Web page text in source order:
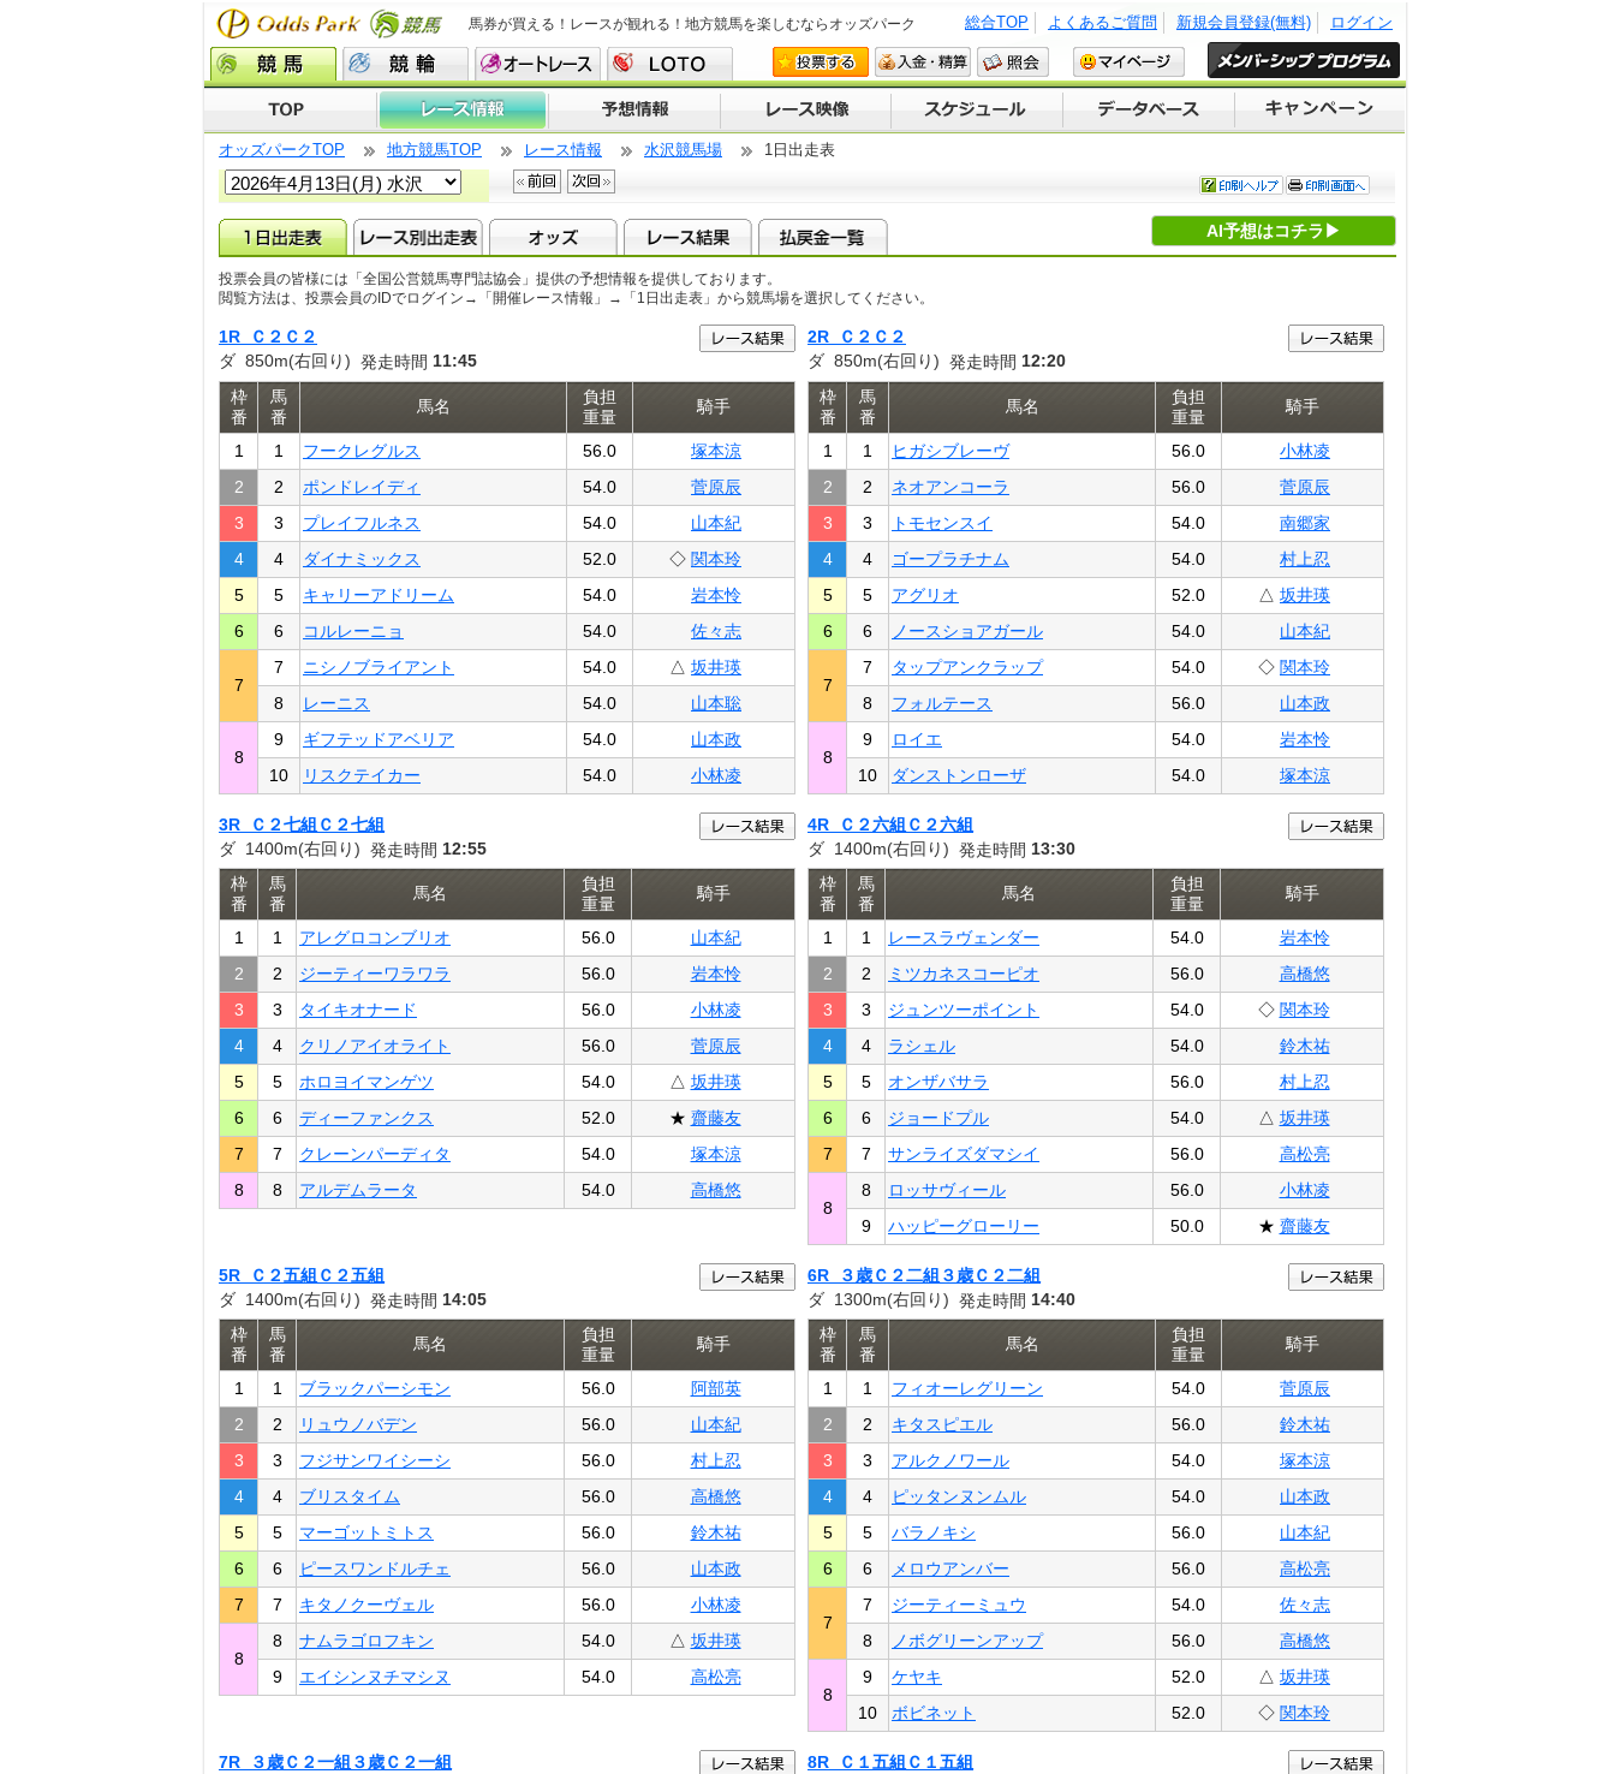
馬券が買える！レースが観れる！地方競馬を楽しむならオッズパーク ログイン
新規会員登録(無料)
よくあるご質問
総合TOP
オッズパークTOP 地方競馬TOP レース情報 水沢競馬場 1日出走表
AI予想はコチラ▶
投票会員の皆様には「全国公営競馬専門誌協会」提供の予想情報を提供しております。
閲覧方法は、投票会員のIDでログイン→「開催レース情報」→「1日出走表」から競馬場を選択してください。
1R Ｃ２Ｃ２
ダ 850m(右回り) 発走時間 11:45
枠
番
馬
番
馬名
負担
重量
騎手
1 1 フークレグルス 56.0
塚本涼
2
2 ポンドレイディ 54.0
菅原辰
3
3 プレイフルネス 54.0
山本紀
4
4 ダイナミックス 52.0 ◇ 関本玲
5
5 キャリーアドリーム 54.0
岩本怜
6
6 コルレーニョ 54.0 佐々志
7
7 ニシノブライアント 54.0 △ 坂井瑛
8
レーニス 54.0 山本聡
8
9 ギフテッドアベリア 54.0
山本政
10
リスクテイカー 54.0 小林凌
2R Ｃ２Ｃ２
ダ 850m(右回り) 発走時間 12:20
枠
番
馬
番
馬名
負担
重量
騎手
1 1 ヒガシブレーヴ 56.0
小林凌
2
2 ネオアンコーラ 56.0
菅原辰
3
3 トモセンスイ 54.0
南郷家
4
4 ゴープラチナム 54.0
村上忍
5
5 アグリオ 52.0 △ 坂井瑛
6
6 ノースショアガール 54.0 山本紀
7
7 タップアンクラップ 54.0 ◇ 関本玲
8
フォルテース 56.0 山本政
8
9 ロイエ 54.0
岩本怜
10
ダンストンローザ 54.0 塚本涼
3R Ｃ２七組Ｃ２七組
ダ 1400m(右回り) 発走時間 12:55
枠
番
馬
番
馬名
負担
重量
騎手
1 1 アレグロコンブリオ 56.0
山本紀
2
2 ジーティーワラワラ 56.0
岩本怜
3
3 タイキオナード 56.0
小林凌
4
4 クリノアイオライト 56.0
菅原辰
5
5 ホロヨイマンゲツ 54.0 △ 坂井瑛
6
6 ディーファンクス 52.0 ★ 齋藤友
7
7 クレーンパーディタ 54.0
塚本涼
8
8 アルデムラータ 54.0 高橋悠
4R Ｃ２六組Ｃ２六組
ダ 1400m(右回り) 発走時間 13:30
枠
番
馬
番
馬名
負担
重量
騎手
1 1 レースラヴェンダー 54.0
岩本怜
2
2 ミツカネスコーピオ 56.0
高橋悠
3
3 ジュンツーポイント 54.0 ◇ 関本玲
4
4 ラシェル 54.0
鈴木祐
5
5 オンザバサラ 56.0
村上忍
6
6 ジョードプル 54.0 △ 坂井瑛
7
7 サンライズダマシイ 56.0 高松亮
8
8 ロッサヴィール 56.0
小林凌
9
ハッピーグローリー 50.0 ★ 齋藤友
5R Ｃ２五組Ｃ２五組
ダ 1400m(右回り) 発走時間 14:05
枠
番
馬
番
馬名
負担
重量
騎手
1 1 ブラックパーシモン 56.0
阿部英
2
2 リュウノバデン 56.0
山本紀
3
3 フジサンワイシーシ 56.0
村上忍
4
4 ブリスタイム 56.0
高橋悠
5
5 マーゴットミトス 56.0
鈴木祐
6
6 ピースワンドルチェ 56.0
山本政
7
7 キタノクーヴェル 56.0 小林凌
8
8 ナムラゴロフキン 54.0 △ 坂井瑛
9
エイシンヌチマシヌ 54.0 高松亮
6R ３歳Ｃ２二組３歳Ｃ２二組
ダ 1300m(右回り) 発走時間 14:40
枠
番
馬
番
馬名
負担
重量
騎手
1 1 フィオーレグリーン 54.0
菅原辰
2
2 キタスピエル 56.0
鈴木祐
3
3 アルクノワール 54.0
塚本涼
4
4 ピッタンヌンムル 54.0
山本政
5
5 バラノキシ 56.0
山本紀
6
6 メロウアンバー 56.0 高松亮
7
7 ジーティーミュウ 54.0
佐々志
8
ノボグリーンアップ 56.0 高橋悠
8
9 ケヤキ 52.0 △ 坂井瑛
10
ボビネット 52.0 ◇ 関本玲
7R ３歳Ｃ２一組３歳Ｃ２一組
8R Ｃ１五組Ｃ１五組